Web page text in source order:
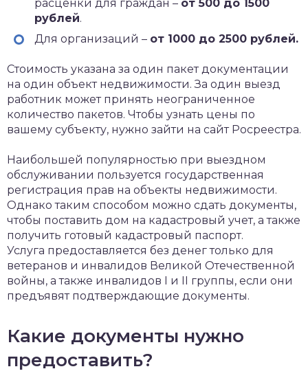
расценки для граждан – от 500 до 1500
рублей.
Для организаций – от 1000 до 2500 рублей.
Стоимость указана за один пакет документации
на один объект недвижимости. За один выезд
работник может принять неограниченное
количество пакетов. Чтобы узнать цены по
вашему субъекту, нужно зайти на сайт Росреестра.
Наибольшей популярностью при выездном
обслуживании пользуется государственная
регистрация прав на объекты недвижимости.
Однако таким способом можно сдать документы,
чтобы поставить дом на кадастровый учет, а также
получить готовый кадастровый паспорт.
Услуга предоставляется без денег только для
ветеранов и инвалидов Великой Отечественной
войны, а также инвалидов I и II группы, если они
предъявят подтверждающие документы.
Какие документы нужно
предоставить?